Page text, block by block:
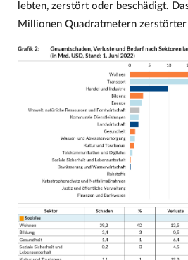
lebten, zerstört oder beschädigt.
Millionen Quadratmetern